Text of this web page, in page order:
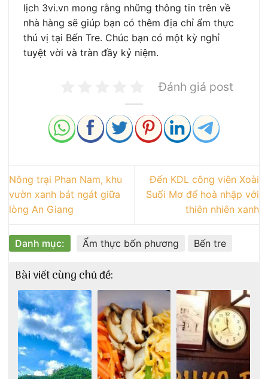
lịch 3vi.vn mong rằng những thông tin trên về
nhà hàng sẽ giúp bạn có thêm địa chỉ ẩm thực
thú vị tại Bến Tre. Chúc bạn có một kỳ nghỉ
tuyệt vời và tràn đầy kỷ niệm.
Đánh giá post
Nông trại Phan Nam, khu
vườn xanh bát ngát giữa
lòng An Giang
Đến KDL công viên Xoài
Suối Mơ để hoà nhập với
thiên nhiên xanh
Danh mục: Ẩm thực bốn phương Bến tre
Bài viết cùng chủ đề: